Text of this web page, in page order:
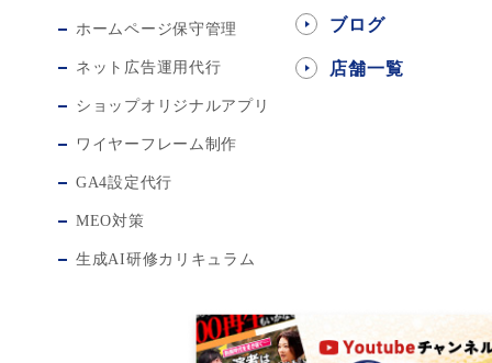
ホームページ保守管理
ネット広告運用代行
ショップオリジナルアプリ
ワイヤーフレーム制作
GA4設定代行
MEO対策
生成AI研修カリキュラム
ブログ
店舗一覧